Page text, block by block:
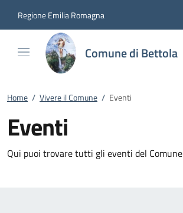
Regione Emilia Romagna
Comune di Bettola
Home / Vivere il Comune / Eventi
Eventi
Qui puoi trovare tutti gli eventi del Comune